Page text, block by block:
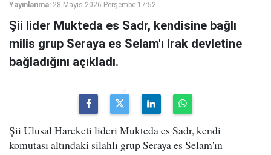
Yayınlanma: 28 Mayıs 2026 Perşembe 17:52
Şii lider Mukteda es Sadr, kendisine bağlı
milis grup Seraya es Selam'ı Irak devletine
bağladığını açıkladı.
Şii Ulusal Hareketi lideri Mukteda es Sadr, kendi
komutası altındaki silahlı grup Seraya es Selam'ın